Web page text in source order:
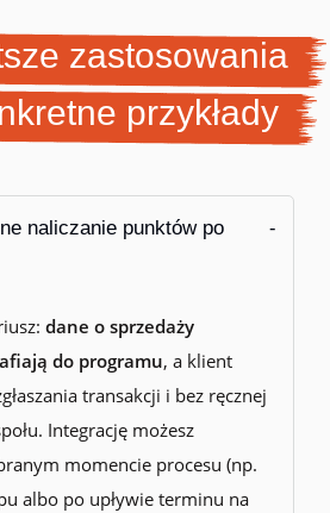
zastosowania
przykłady
naliczanie punktów po
dane o sprzedaży
do programu, a klient
transakcji i bez ręcznej
. Integrację możesz
momencie procesu (np.
albo po upływie terminu na